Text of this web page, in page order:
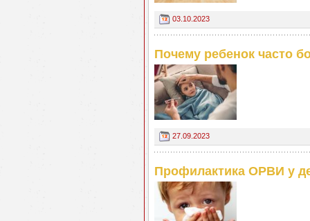
03.10.2023
Почему ребенок часто
27.09.2023
Профилактика ОРВИ у